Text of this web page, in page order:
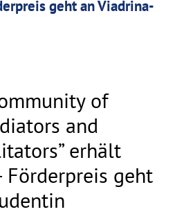
geht an Viadrina-
of
and
erhält
Förderpreis geht